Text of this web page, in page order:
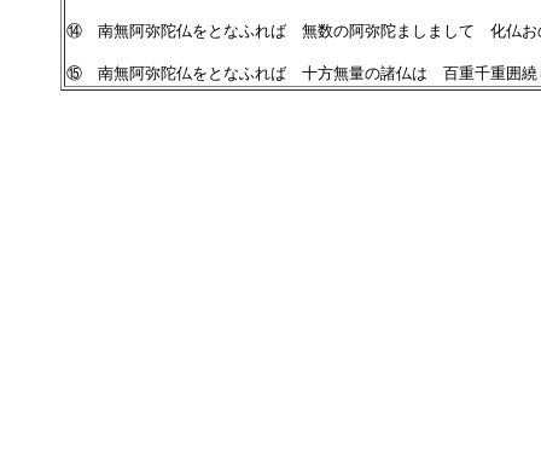
⑭ 南無阿弥陀仏をとなふれば 無数の阿弥陀ましまして 化仏お
⑮ 南無阿弥陀仏をとなふれば 十方無量の諸仏は 百重千重囲繞